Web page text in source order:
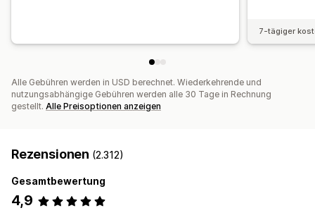
7-tägiger
Alle Gebühren werden in USD berechnet. Wiederkehrende und
nutzungsabhängige Gebühren werden alle 30 Tage in Rechnung
gestellt. Alle Preisoptionen anzeigen
Rezensionen (2.312)
Gesamtbewertung
4,9